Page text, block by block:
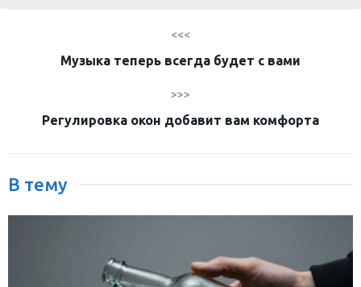
<<<
Музыка теперь всегда будет с вами
>>>
Регулировка окон добавит вам комфорта
В тему